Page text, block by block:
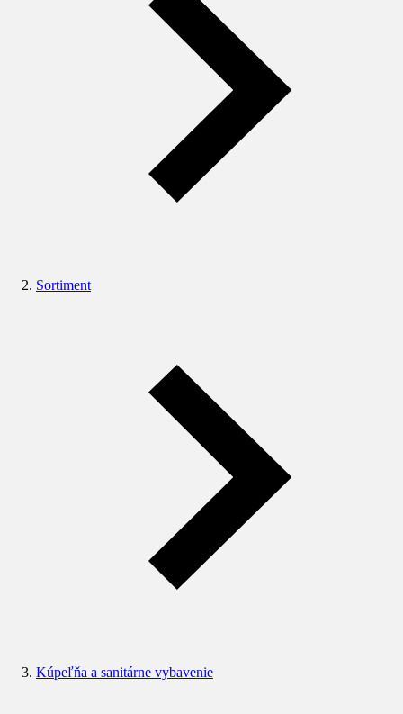
Sortiment
Kúpeľňa a sanitárne vybavenie